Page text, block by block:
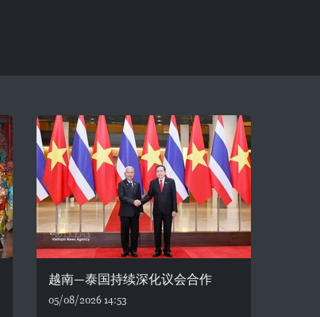
越南—泰国持续深化议会合作
05/08/2026 14:53